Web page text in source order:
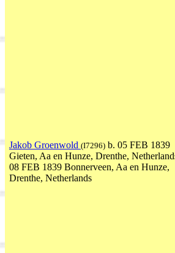
Jakob Groenwold (I7296) b. 05 FEB 1839
Gieten, Aa en Hunze, Drenthe,
08 FEB 1839 Bonnerveen, Aa en Hunze,
Drenthe, Netherlands